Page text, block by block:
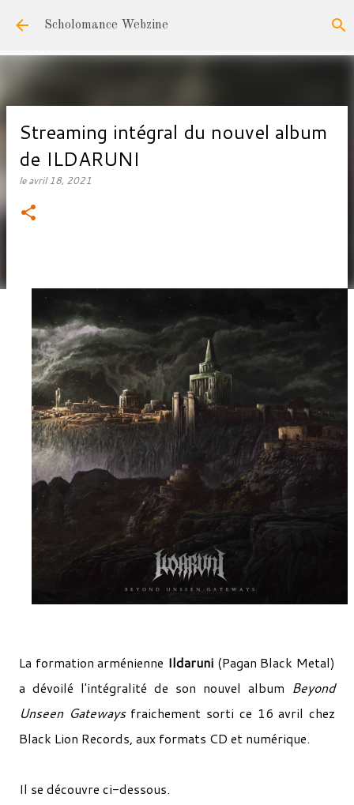
Accéder au contenu principal
Scholomance Webzine
Streaming intégral du nouvel album
de ILDARUNI
leavril 18, 2021
La formation arménienne Ildaruni (Pagan Black Metal)
a dévoilé l'intégralité de son nouvel album Beyond
Unseen Gatewaysfraichement sorti ce 16 avril chez
Black Lion Records, aux formats CD et numérique.
Il se découvre ci-dessous.